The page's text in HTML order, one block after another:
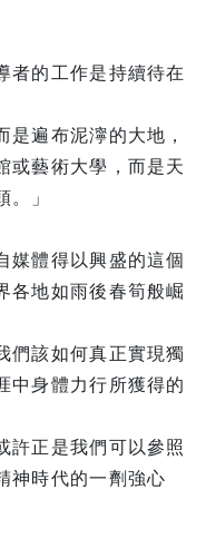
者的工作是持續待在
遍布泥濘的大地，
或藝術大學，而是天
」
媒體得以興盛的這個
各地如雨後春筍般崛
們該如何真正實現獨
中身體力行所獲得的
許正是我們可以參照
神時代的一劑強心